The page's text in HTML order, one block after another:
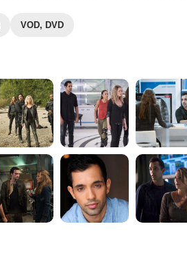
VOD, DVD